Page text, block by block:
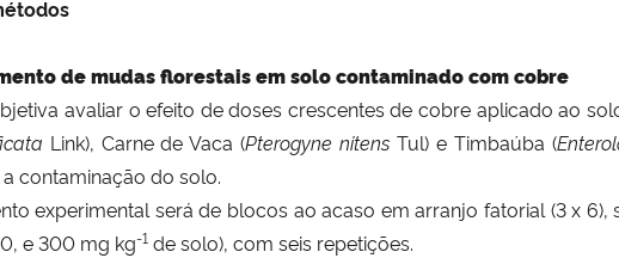
de mudas florestais em solo contaminado com cobre
avaliar o efeito de doses crescentes de cobre aplicado ao
Link), Carne de Vaca (Pterogyne nitensTul) e Timbaúba (
a contaminação do solo.
experimental será de blocos ao acaso em arranjo fatorial (3 x 6),
e 300 mg kg-1 de solo), com seis repetições.